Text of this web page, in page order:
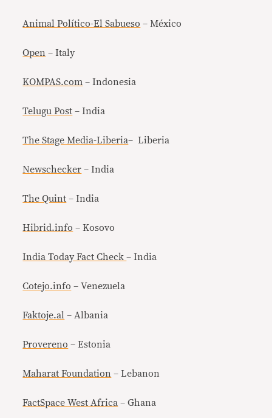
Animal Político-El Sabueso – México
Open – Italy
KOMPAS.com – Indonesia
Telugu Post – India
The Stage Media-Liberia– Liberia
Newschecker – India
The Quint – India
Hibrid.info – Kosovo
India Today Fact Check– India
Cotejo.info – Venezuela
Faktoje.al – Albania
Provereno – Estonia
Maharat Foundation – Lebanon
FactSpace West Africa – Ghana